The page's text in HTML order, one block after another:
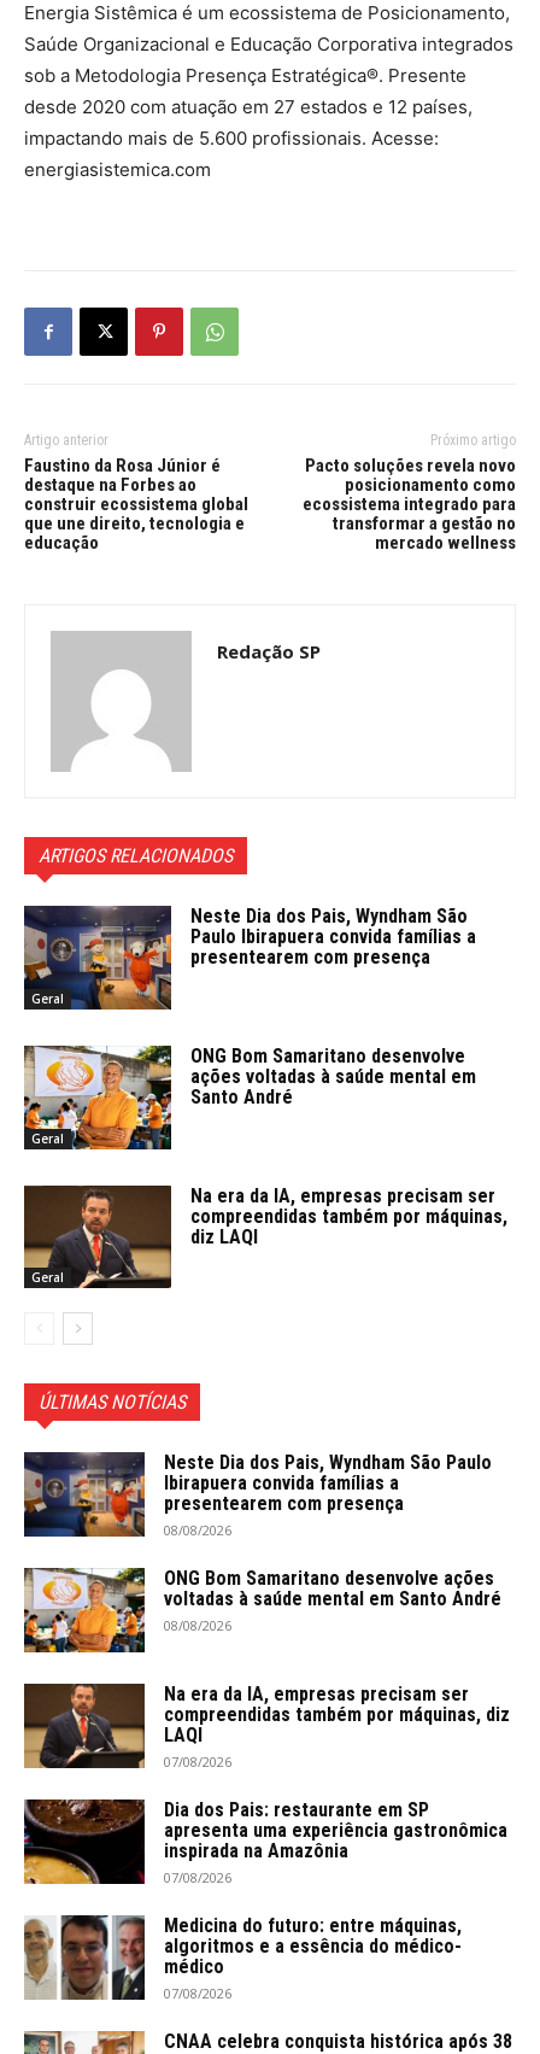
Energia Sistêmica é um ecossistema de Posicionamento,
Saúde Organizacional e Educação Corporativa integrados
sob a Metodologia Presença Estratégica®. Presente
desde 2020 com atuação em 27 estados e 12 países,
impactando mais de 5.600 profissionais. Acesse:
energiasistemica.com
Artigo anterior
Faustino da Rosa Júnior é
destaque na Forbes ao
construir ecossistema global
que une direito, tecnologia e
educação
Próximo artigo
Pacto soluções revela novo
posicionamento como
ecossistema integrado para
transformar a gestão no
mercado wellness
Redação SP
ARTIGOS RELACIONADOS
Geral
Neste Dia dos Pais, Wyndham São
Paulo Ibirapuera convida famílias a
presentearem com presença
Geral
ONG Bom Samaritano desenvolve
ações voltadas à saúde mental em
Santo André
Geral
Na era da IA, empresas precisam ser
compreendidas também por máquinas,
diz LAQI
ÚLTIMAS NOTÍCIAS
Neste Dia dos Pais, Wyndham São Paulo
Ibirapuera convida famílias a
presentearem com presença
08/08/2026
ONG Bom Samaritano desenvolve ações
voltadas à saúde mental em Santo André
08/08/2026
Na era da IA, empresas precisam ser
compreendidas também por máquinas, diz
LAQI
07/08/2026
Dia dos Pais: restaurante em SP
apresenta uma experiência gastronômica
inspirada na Amazônia
07/08/2026
Medicina do futuro: entre máquinas,
algoritmos e a essência do médico-
médico
07/08/2026
CNAA celebra conquista histórica após 38